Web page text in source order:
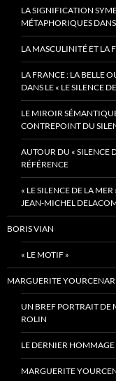
LA SIGNIFICATION
MÉTAPHORIQUES DANS
LA MASCULINITÉ ET LA
LA FRANCE : LA BELLE
DANS LE « LE SILENCE
LE MIROIR
CONTREPOINT DU
AUTOUR DU « SILENCE
RÉFÉRENCE
« LE SILENCE DE LA
JEAN-MICHEL
BORIS VIAN
« LE MOTIF »
MARGUERITE YOURCENAR
UN BREF PORTRAIT
ROLIN
LE DERNIER
MARGUERITE